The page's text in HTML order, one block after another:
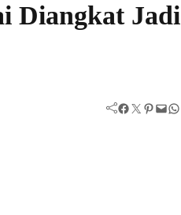
Diangkat Jadi
Facebook Twitter Pinterest Mail WhatsApp